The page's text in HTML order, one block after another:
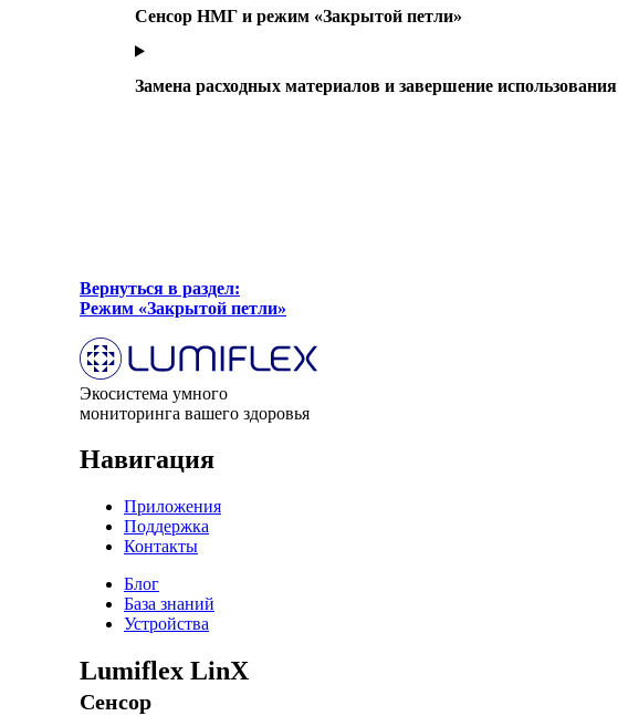
Сенсор НМГ и режим «Закрытой петли»
Замена расходных материалов и завершение использования
Вернуться в раздел:
Режим «Закрытой петли»
Экосистема умного
мониторинга вашего здоровья
Навигация
Приложения
Поддержка
Контакты
Блог
База знаний
Устройства
Lumiflex LinX
Сенсор